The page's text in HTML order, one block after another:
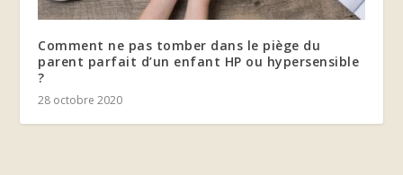
Comment ne pas tomber dans le piège du
parent parfait d’un enfant HP ou hypersensible
?
28 octobre 2020